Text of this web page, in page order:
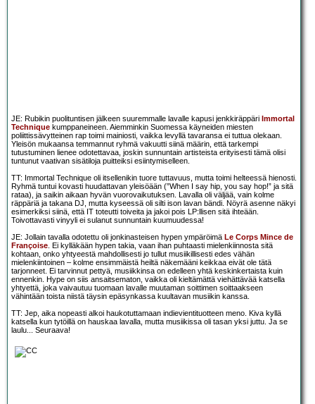
JE: Rubikin puolituntisen jälkeen suuremmalle lavalle kapusi jenkkiräppäri Immortal
Technique kumppaneineen. Aiemminkin Suomessa käyneiden miesten
poliittissävytteinen rap toimi mainiosti, vaikka levyllä tavaransa ei tuttua olekaan.
Yleisön mukaansa temmannut ryhmä vakuutti siinä määrin, että tarkempi
tutustuminen lienee odotettavaa, joskin sunnuntain artisteista erityisesti tämä olisi
tuntunut vaativan sisätiloja puitteiksi esiintymiselleen.
TT: Immortal Technique oli itsellenikin tuore tuttavuus, mutta toimi helteessä hienosti.
Ryhmä tuntui kovasti huudattavan yleisöään (”When I say hip, you say hop!” ja sitä
rataa), ja saikin aikaan hyvän vuorovaikutuksen. Lavalla oli väljää, vain kolme
räppäriä ja takana DJ, mutta kyseessä oli silti ison lavan bändi. Nöyrä asenne näkyi
esimerkiksi siinä, että IT toteutti toiveita ja jakoi pois LP:llisen sitä ihteään.
Toivottavasti vinyyli ei sulanut sunnuntain kuumuudessa!
JE: Jollain tavalla odotettu oli jonkinasteisen hypen ympäröimä Le Corps Mince de
Françoise. Ei kylläkään hypen takia, vaan ihan puhtaasti mielenkiinnosta sitä
kohtaan, onko yhtyeestä mahdollisesti jo tullut musiikillisesti edes vähän
mielenkiintoinen – kolme ensimmäistä heiltä näkemääni keikkaa eivät ole tätä
tarjonneet. Ei tarvinnut pettyä, musiikkinsa on edelleen yhtä keskinkertaista kuin
ennenkin. Hype on siis ansaitsematon, vaikka oli kieltämättä viehättävää katsella
yhtyettä, joka vaivautuu tuomaan lavalle muutaman soittimen soittaakseen
vähintään toista niistä täysin epäsynkassa kuultavan musiikin kanssa.
TT: Jep, aika nopeasti alkoi haukotuttamaan indievientituotteen meno. Kiva kyllä
katsella kun tytöillä on hauskaa lavalla, mutta musiikissa oli tasan yksi juttu. Ja se
laulu... Seuraava!